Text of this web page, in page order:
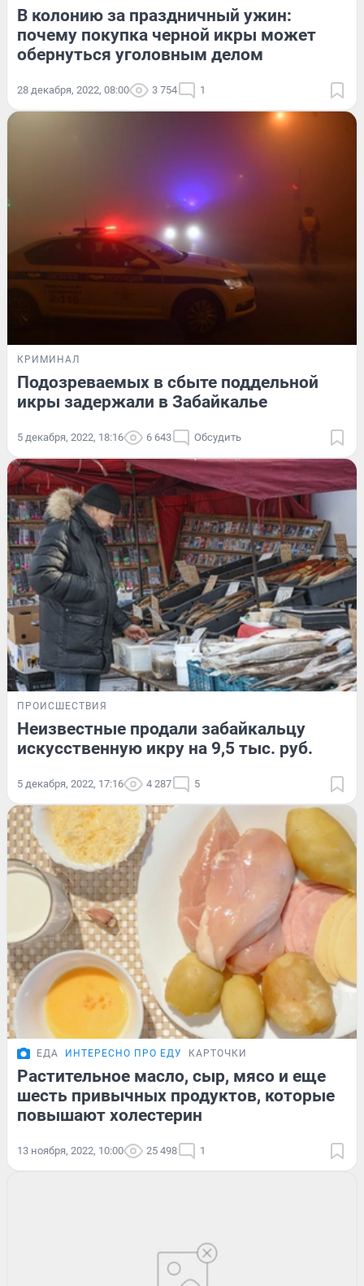
В колонию за праздничный ужин:
почему покупка черной икры может
обернуться уголовным делом
28 декабря, 2022, 08:00 3 754 1
КРИМИНАЛ
Подозреваемых в сбыте поддельной
икры задержали в Забайкалье
5 декабря, 2022, 18:16 6 643 Обсудить
ПРОИСШЕСТВИЯ
Неизвестные продали забайкальцу
искусственную икру на 9,5 тыс. руб.
5 декабря, 2022, 17:16 4 287 5
ЕДА ИНТЕРЕСНО ПРО ЕДУ КАРТОЧКИ
Растительное масло, сыр, мясо и еще
шесть привычных продуктов, которые
повышают холестерин
13 ноября, 2022, 10:00 25 498 1